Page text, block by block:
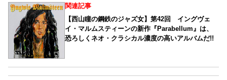
関連記事
【西山瞳の鋼鉄のジャズ女】第42回 イングヴェ
イ・マルムスティーンの新作『Parabellum』は、
恐ろしくネオ・クラシカル濃度の高いアルバムだ!!